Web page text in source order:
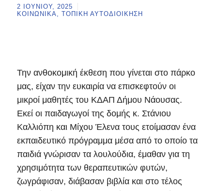
2 ΙΟΥΝΊΟΥ, 2025
ΚΟΙΝΩΝΙΚΆ, ΤΟΠΙΚΉ ΑΥΤΟΔΙΟΊΚΗΣΗ
Την ανθοκομική έκθεση που γίνεται στο πάρκο
μας, είχαν την ευκαιρία να επισκεφτούν οι
μικροί μαθητές του ΚΔΑΠ Δήμου Νάουσας.
Εκεί οι παιδαγωγοί της δομής κ. Στάνιου
Καλλιόπη και Μίχου Έλενα τους ετοίμασαν ένα
εκπαιδευτικό πρόγραμμα μέσα από το οποίο τα
παιδιά γνώρισαν τα λουλούδια, έμαθαν για τη
χρησιμότητα των θεραπευτικών φυτών,
ζωγράφισαν, διάβασαν βιβλία και στο τέλος